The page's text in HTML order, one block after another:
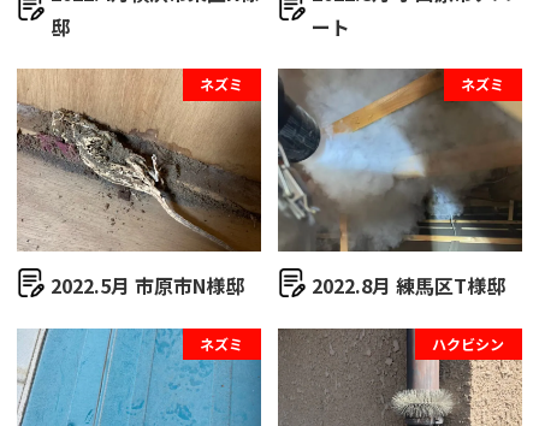
邸
ート
ネズミ
2022.5月 市原市N様邸
ネズミ
2022.8月 練馬区T様邸
ネズミ ハクビシン